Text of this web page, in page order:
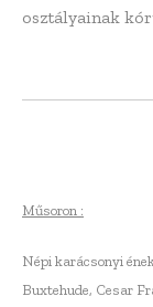
osztályainak
Műsoron :
Népi karácsonyi
Buxtehude, Cesar